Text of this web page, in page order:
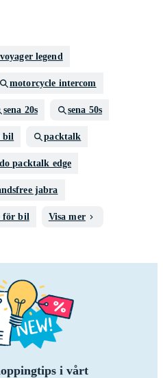
legend
motorcycle intercom
sena 20s sena 50s
bil packtalk
packtalk edge
jabra
för bil Visa mer
i vårt